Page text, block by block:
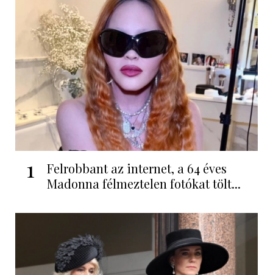
1
Felrobbant az internet, a 64 éves
Madonna félmeztelen fotókat tölt...